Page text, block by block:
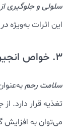
سلولی و جلوگیری
این اثرات به‌ویژه
3. خواص انجیر خشک برای رحم
سلامت رحم
تغذیه قرار دارد.
می‌توان به